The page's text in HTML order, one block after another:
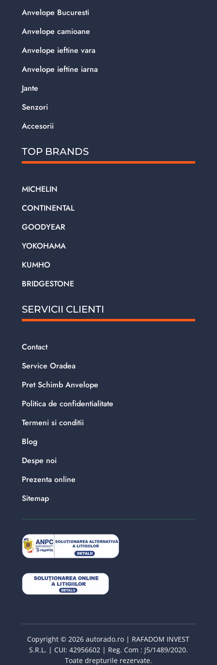
Anvelope Bucuresti
Anvelope camioane
Anvelope ieftine vara
Anvelope ieftine iarna
Jante
Senzori
Accesorii
TOP BRANDS
MICHELIN
CONTINENTAL
GOODYEAR
YOKOHAMA
KUMHO
BRIDGESTONE
SERVICII CLIENTI
Contact
Service Oradea
Pret Schimb Anvelope
Politica de confidentialitate
Termeni si conditii
Blog
Despe noi
Prezenta online
Sitemap
Copyright © 2026 autorado.ro | RAFADOM INVEST
S.R.L. | CUI: 42956602 | Reg. Com : J5/1489/2020.
Toate drepturile rezervate.